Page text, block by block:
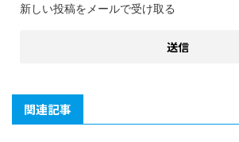
新しい投稿をメールで受け取る
関連記事